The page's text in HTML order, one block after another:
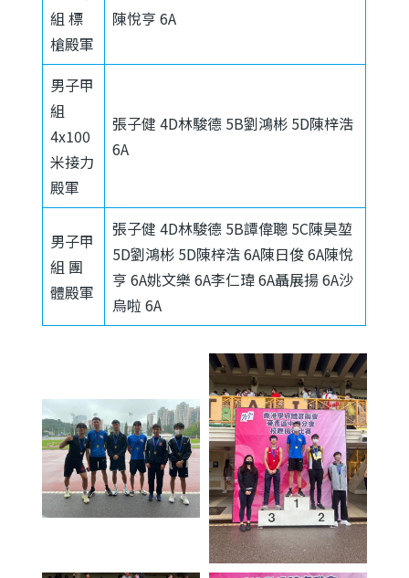
組 標
槍殿軍
陳悅亨 6A
男子甲
組
4x100
米接力
殿軍
張子健 4D林駿德 5B劉鴻彬 5D陳梓浩
6A
男子甲
組 團
體殿軍
張子健 4D林駿德 5B譚偉聰 5C陳昊堃
5D劉鴻彬 5D陳梓浩 6A陳日俊 6A陳悅
亨 6A姚文樂 6A李仁瑋 6A聶展揚 6A沙
烏啦 6A